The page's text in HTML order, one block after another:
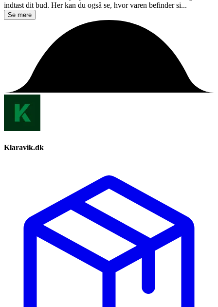
indtast dit bud. Her kan du også se, hvor varen befinder si...
Se mere
Klaravik.dk